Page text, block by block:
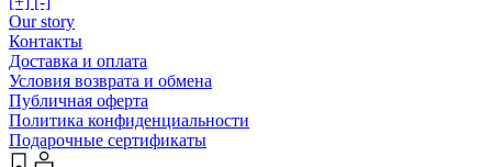
Our story
Контакты
Доставка и оплата
Условия возврата и обмена
Публичная оферта
Политика конфиденциальности
Подарочные сертификаты